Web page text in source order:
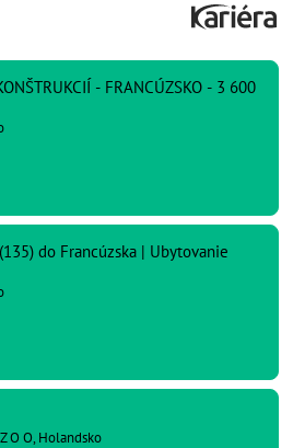
- FRANCÚZSKO - 3 600
do Francúzska | Ubytovanie
O O, Holandsko